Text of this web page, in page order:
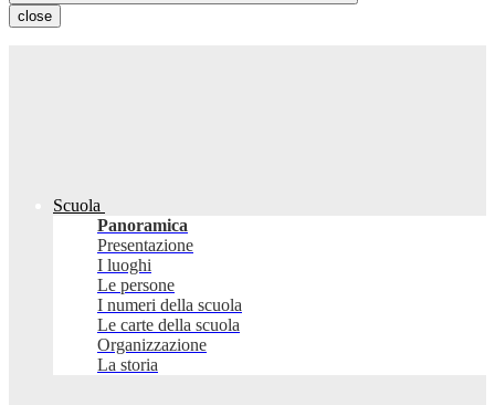
close
Scuola
Panoramica
Presentazione
I luoghi
Le persone
I numeri della scuola
Le carte della scuola
Organizzazione
La storia